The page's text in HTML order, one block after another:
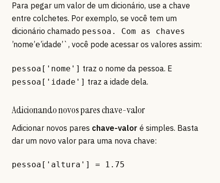
Para pegar um valor de um dicionário, use a chave
entre colchetes. Por exemplo, se você tem um
dicionário chamado pessoa. Com as chaves
’nome’e’idade’`, você pode acessar os valores assim:
pessoa['nome'] traz o nome da pessoa. E
pessoa['idade'] traz a idade dela.
Adicionando novos pares chave-valor
Adicionar novos pares chave-valor é simples. Basta
dar um novo valor para uma nova chave:
pessoa['altura'] = 1.75